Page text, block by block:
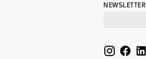
NEWSLETTER